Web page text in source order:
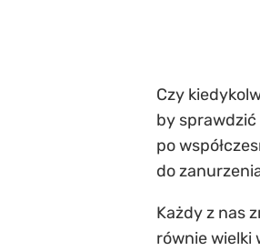
Czy
by sprawdzić
po
do
Każdy z nas
równie wielki